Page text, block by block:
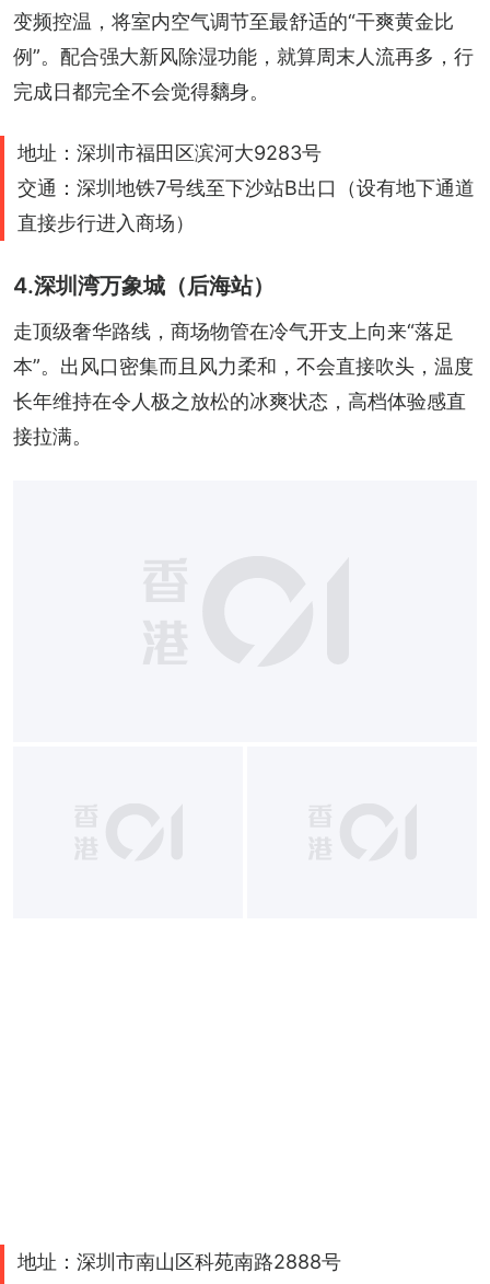
变频控温，将室内空气调节至最舒适的“干爽黄金比
例”。配合强大新风除湿功能，就算周末人流再多，行
完成日都完全不会觉得黐身。
地址：深圳市福田区滨河大9283号
交通：深圳地铁7号线至下沙站B出口（设有地下通道
直接步行进入商场）
4.深圳湾万象城（后海站）
走顶级奢华路线，商场物管在冷气开支上向来“落足
本”。出风口密集而且风力柔和，不会直接吹头，温度
长年维持在令人极之放松的冰爽状态，高档体验感直
接拉满。
地址：深圳市南山区科苑南路2888号